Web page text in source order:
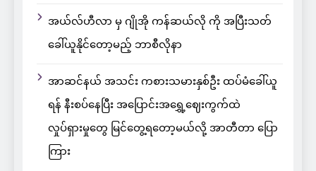
အယ်လ်ဟီလာ မှ ဂျိုအို ကန်ဆယ်လို ကို အပြီးသတ်
ခေါ်ယူနိုင်တော့မည့် ဘာစီလိုနာ
အာဆင်နယ် အသင်း ကစားသမားနှစ်ဦး ထပ်မံခေါ်ယူ
ရန် နီးစပ်နေပြီး အပြောင်းအရွှေ့ဈေးကွက်ထဲ
လှုပ်ရှားမှုတွေ မြင်တွေ့ရတော့မယ်လို့ အာတီတာ ပြော
ကြား